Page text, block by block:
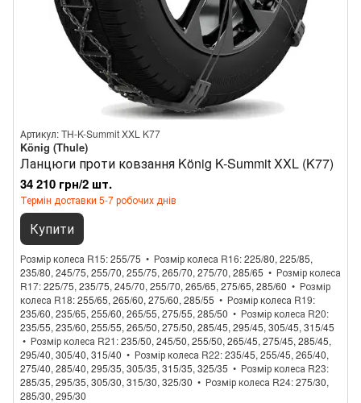
Артикул: TH-K-Summit XXL K77
König (Thule)
Ланцюги проти ковзання König K-Summit XXL (K77)
34 210 грн/2 шт.
Термін доставки 5-7 робочих днів
Купити
Розмір колеса R15 255/75 Розмір колеса R16 225/80, 225/85,
235/80, 245/75, 255/70, 255/75, 265/70, 275/70, 285/65
Розмір колеса
R17 225/75, 235/75, 245/70, 255/70, 265/65, 275/65, 285/60
Розмір
колеса R18 255/65, 265/60, 275/60, 285/55
Розмір колеса R19
235/60, 235/65, 255/60, 265/55, 275/55, 285/50
Розмір колеса R20
235/55, 235/60, 255/55, 265/50, 275/50, 285/45, 295/45, 305/45, 315/45
Розмір колеса R21 235/50, 245/50, 255/50, 265/45, 275/45, 285/45,
295/40, 305/40, 315/40
Розмір колеса R22 235/45, 255/45, 265/40,
275/40, 285/40, 295/35, 305/35, 315/35, 325/35
Розмір колеса R23
285/35, 295/35, 305/30, 315/30, 325/30
Розмір колеса R24 275/30,
285/30, 295/30